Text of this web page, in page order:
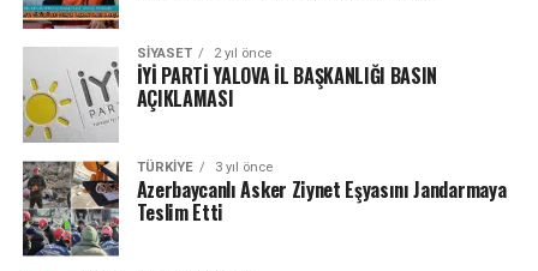
SIYASET 2 yıl önce
İYİ PARTİ YALOVA İL BAŞKANLIĞI BASIN
AÇIKLAMASI
TÜRKIYE 3 yıl önce
Azerbaycanlı Asker Ziynet Eşyasını Jandarmaya
Teslim Etti